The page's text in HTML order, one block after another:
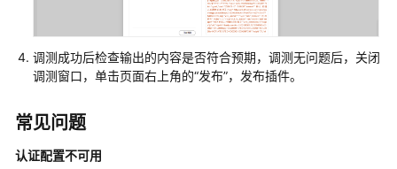
AgentArts
使
用
程
开
调测成功后检查输出的内容是否符合预期，调测无问题后，关闭
调测窗口，单击页面右上角的“发布”，发布插件。
常见问题
认证配置不可用